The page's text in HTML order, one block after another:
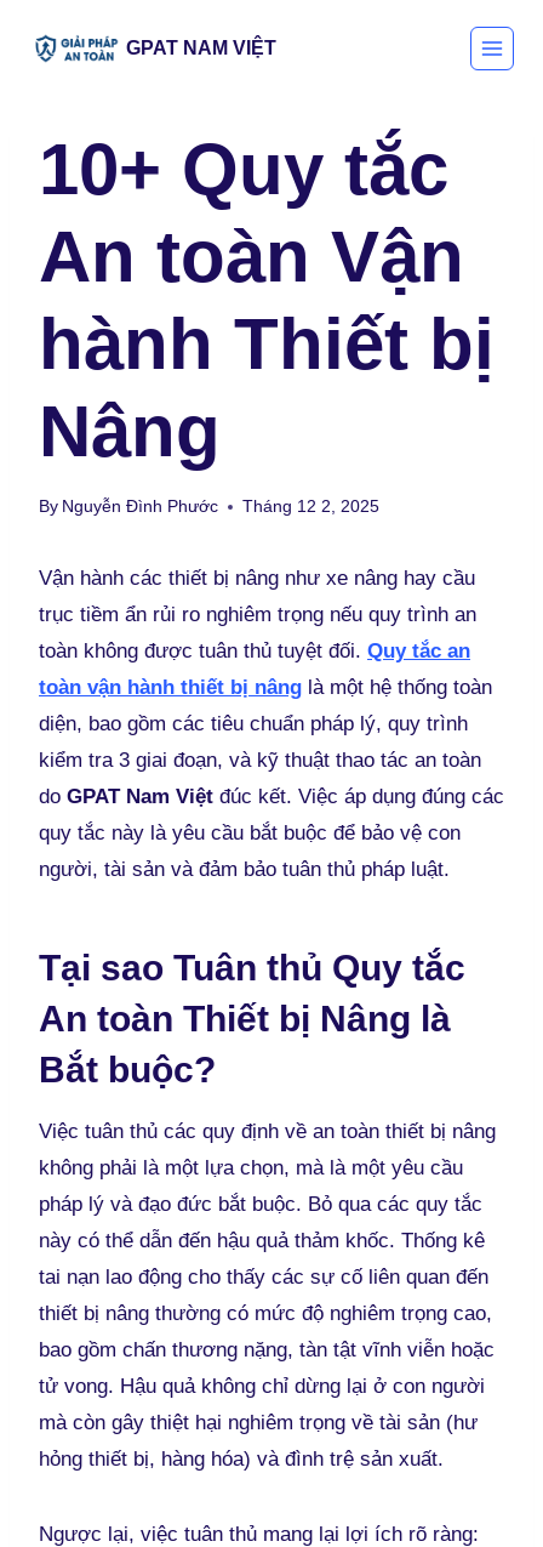
GPAT NAM VIỆT
10+ Quy tắc
An toàn Vận
hành Thiết bị
Nâng
By Nguyễn Đình Phước Tháng 12 2, 2025
Vận hành các thiết bị nâng như xe nâng hay cầu
trục tiềm ẩn rủi ro nghiêm trọng nếu quy trình an
toàn không được tuân thủ tuyệt đối. Quy tắc an
toàn vận hành thiết bị nâng là một hệ thống toàn
diện, bao gồm các tiêu chuẩn pháp lý, quy trình
kiểm tra 3 giai đoạn, và kỹ thuật thao tác an toàn
do GPAT Nam Việt đúc kết. Việc áp dụng đúng các
quy tắc này là yêu cầu bắt buộc để bảo vệ con
người, tài sản và đảm bảo tuân thủ pháp luật.
Tại sao Tuân thủ Quy tắc
An toàn Thiết bị Nâng là
Bắt buộc?
Việc tuân thủ các quy định về an toàn thiết bị nâng
không phải là một lựa chọn, mà là một yêu cầu
pháp lý và đạo đức bắt buộc. Bỏ qua các quy tắc
này có thể dẫn đến hậu quả thảm khốc. Thống kê
tai nạn lao động cho thấy các sự cố liên quan đến
thiết bị nâng thường có mức độ nghiêm trọng cao,
bao gồm chấn thương nặng, tàn tật vĩnh viễn hoặc
tử vong. Hậu quả không chỉ dừng lại ở con người
mà còn gây thiệt hại nghiêm trọng về tài sản (hư
hỏng thiết bị, hàng hóa) và đình trệ sản xuất.
Ngược lại, việc tuân thủ mang lại lợi ích rõ ràng: